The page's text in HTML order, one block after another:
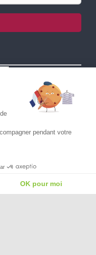
une
pendant votre
OK pour moi